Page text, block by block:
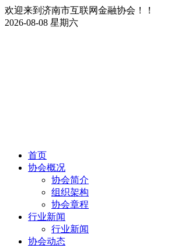
欢迎来到济南市互联网金融协会！！
2026-08-08 星期六
首页
协会概况
协会简介
组织架构
协会章程
行业新闻
行业新闻
协会动态